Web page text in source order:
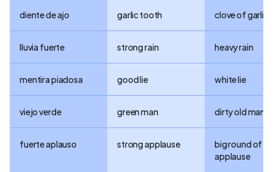
diente de ajo garlic tooth clove of garlic
lluvia fuerte strong rain heavy rain
mentira piadosa good lie white lie
viejo verde green man dirty old man
fuerte aplauso strong applause
big round of
applause